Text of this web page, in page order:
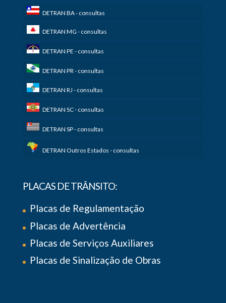
DETRAN BA - consultas
DETRAN MG - consultas
DETRAN PE - consultas
DETRAN PR - consultas
DETRAN RJ - consultas
DETRAN SC - consultas
DETRAN SP - consultas
DETRAN Outros Estados - consultas
PLACAS DE TRÂNSITO:
Placas de Regulamentação
Placas de Advertência
Placas de Serviços Auxiliares
Placas de Sinalização de Obras